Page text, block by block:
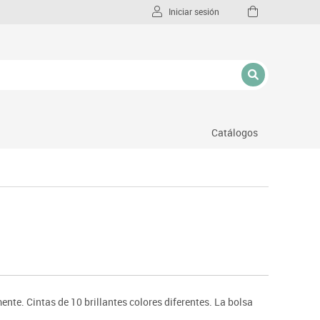
Iniciar sesión
Catálogos
Cintas de 10 brillantes colores diferentes. La bolsa